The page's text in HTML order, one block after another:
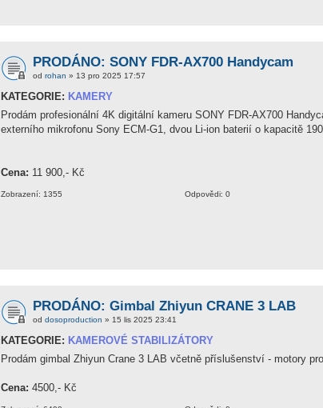
PRODÁNO: SONY FDR-AX700 Handycam
od rohan » 13 pro 2025 17:57
KATEGORIE: KAMERY
Prodám profesionální 4K digitální kameru SONY FDR-AX700
externího mikrofonu Sony ECM-G1, dvou Li-ion baterií o kapacitě
Cena: 11 900,- Kč
Odpovědi: 0
Zobrazení: 1355
PRODÁNO: Gimbal Zhiyun CRANE 3 LAB
od dosoproduction » 15 lis 2025 23:41
KATEGORIE: KAMEROVÉ STABILIZÁTORY
Prodám gimbal Zhiyun Crane 3 LAB včetně příslušenství - motory
Cena: 4500,- Kč